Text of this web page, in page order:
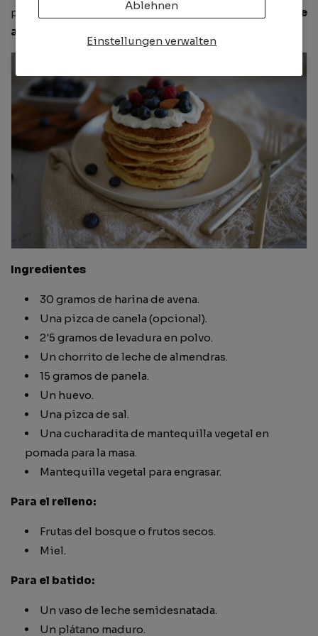
Einstellungen verwalten
Ablehnen
presentamos una opción más saludable con
harina de
avena.
Ingredientes
30 gramos de harina de avena.
Una pizca de canela (opcional).
2'5 gramos de levadura en polvo.
Un chorrito de leche de almendras.
15 gramos de panela.
Un huevo.
Una pizca de sal.
Una cucharadita de mantequilla vegetal en
pomada para la masa.
Mantequilla vegetal para engrasar.
Para el relleno:
Frutas del bosque o frutos secos.
Miel.
Para el batido:
Un vaso de leche semidesnatada.
Un plátano maduro.